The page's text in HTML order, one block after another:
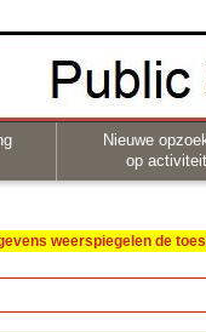
Nieuwe
op activiteit
weerspiegelen de